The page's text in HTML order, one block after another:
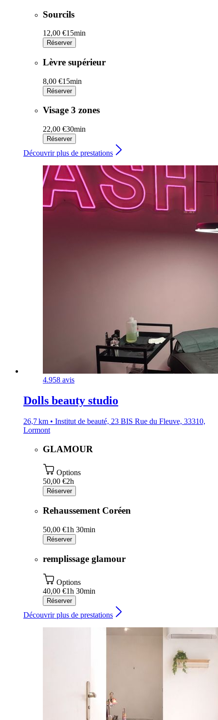
Sourcils
12,00 €15min
Réserver
Lèvre supérieur
8,00 €15min
Réserver
Visage 3 zones
22,00 €30min
Réserver
Découvrir plus de prestations
4.958 avis
Dolls beauty studio
26,7 km • Institut de beauté, 23 BIS Rue du Fleuve, 33310,
Lormont
GLAMOUR
Options
50,00 €2h
Réserver
Rehaussement Coréen
50,00 €1h 30min
Réserver
remplissage glamour
Options
40,00 €1h 30min
Réserver
Découvrir plus de prestations